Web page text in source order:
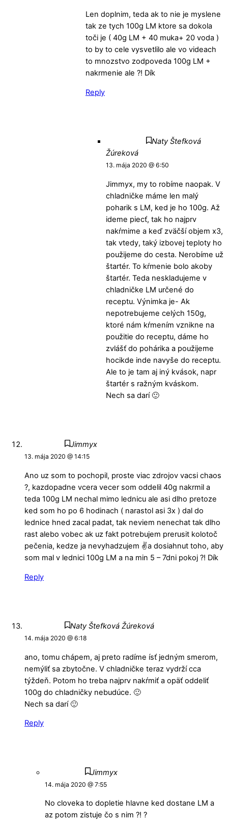
Len doplnim, teda ak to nie je myslene
tak ze tych 100g LM ktore sa dokola
toči je ( 40g LM + 40 muka+ 20 voda )
to by to cele vysvetlilo ale vo videach
to mnozstvo zodpoveda 100g LM +
nakrmenie ale ?! Dík
Reply
Naty Štefková
Žúreková
13. mája 2020 @ 6:50
Jimmyx, my to robíme naopak. V
chladničke máme len malý
poharik s LM, ked je ho 100g. Až
ideme piecť, tak ho najprv
nakŕmime a keď zväčší objem x3,
tak vtedy, taký izbovej teploty ho
použijeme do cesta. Nerobíme už
štartér. To kŕmenie bolo akoby
štartér. Teda neskladujeme v
chladničke LM určené do
receptu. Výnimka je- Ak
nepotrebujeme celých 150g,
ktoré nám kŕmením vznikne na
použitie do receptu, dáme ho
zvlášť do pohárika a použijeme
hocikde inde navyše do receptu.
Ale to je tam aj iný kvások, napr
štartér s ražným kváskom.
Nech sa darí 🙂
Jimmyx
13. mája 2020 @ 14:15
Ano uz som to pochopil, proste viac zdrojov vacsi chaos
?, kazdopadne vcera vecer som oddelil 40g nakrmil a
teda 100g LM nechal mimo lednicu ale asi dlho pretoze
ked som ho po 6 hodinach ( narastol asi 3x ) dal do
lednice hned zacal padat, tak neviem nenechat tak dlho
rast alebo vobec ak uz fakt potrebujem prerusit kolotoč
pečenia, kedze ja nevyhadzujem ✌️a dosiahnut toho, aby
som mal v lednici 100g LM a na min 5 – 7dni pokoj ?! Dík
Reply
Naty Štefková Žúreková
14. mája 2020 @ 6:18
ano, tomu chápem, aj preto radíme ísť jedným smerom,
nemýliť sa zbytočne. V chladničke teraz vydrží cca
týždeň. Potom ho treba najprv nakŕmiť a opäť oddeliť
100g do chladničky nebudúce. 🙂
Nech sa darí 🙂
Reply
Jimmyx
14. mája 2020 @ 7:55
No cloveka to dopletie hlavne ked dostane LM a
az potom zistuje čo s nim ?! ?